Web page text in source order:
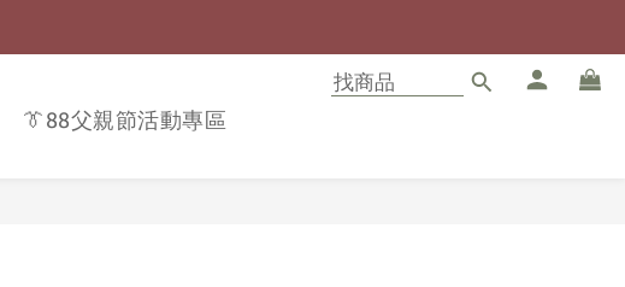
👔88父親節活動專區